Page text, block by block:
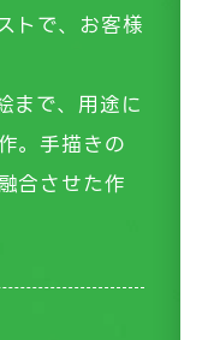
トで、お客様
まで、用途に
。手描きの
合させた作